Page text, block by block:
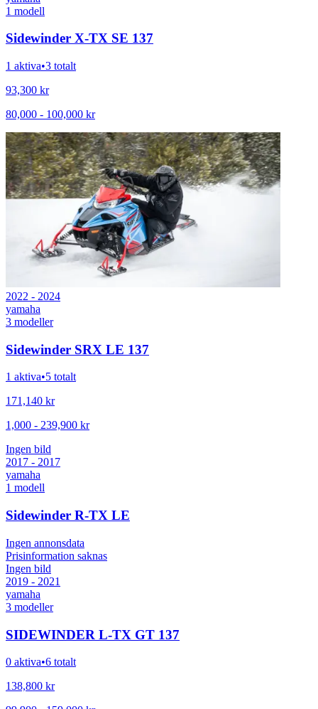
1 modell
Sidewinder X-TX SE 137
1 aktiva•3 totalt
93,300 kr
80,000 - 100,000 kr
2022 - 2024
yamaha
3 modeller
Sidewinder SRX LE 137
1 aktiva•5 totalt
171,140 kr
1,000 - 239,900 kr
Ingen bild
2017 - 2017
yamaha
1 modell
Sidewinder R-TX LE
Ingen annonsdata
Prisinformation saknas
Ingen bild
2019 - 2021
yamaha
3 modeller
SIDEWINDER L-TX GT 137
0 aktiva•6 totalt
138,800 kr